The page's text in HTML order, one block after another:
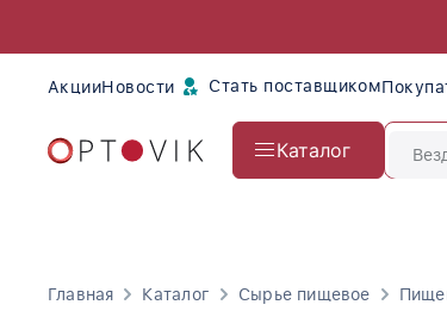
АкцииНовости Стать поставщиком
Каталог
Главная Каталог Сырье пищевое